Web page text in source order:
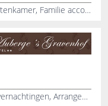
Logement, Gastenverblijf, Budget, Gastenkamer, Familie accommodatie, Hotel reserveren
Hotels, Halfpension, Hotel, Voeren, Overnachtingen, Arrangementen, Hotelarrangementen